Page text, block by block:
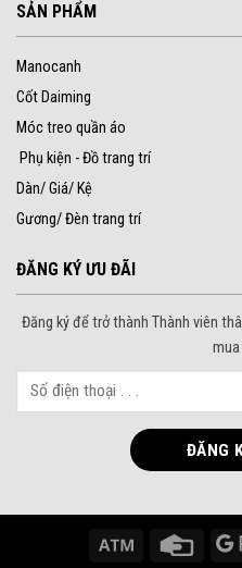
SẢN PHẨM
Manocanh
Cốt Daiming
Móc treo quần áo
Phụ kiện - Đồ trang trí
Dàn/ Giá/ Kệ
Gương/ Đèn trang trí
ĐĂNG KÝ ƯU ĐÃI
Đăng ký để trở thành Thành viên